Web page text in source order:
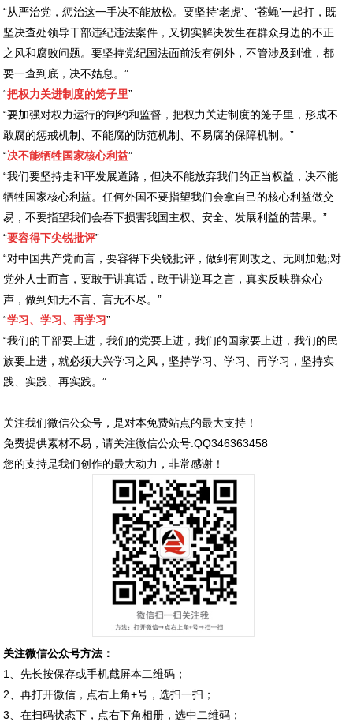
“从严治党，惩治这一手决不能放松。要坚持‘老虎’、‘苍蝇’一起打，既
坚决查处领导干部违纪违法案件，又切实解决发生在群众身边的不正
之风和腐败问题。要坚持党纪国法面前没有例外，不管涉及到谁，都
要一查到底，决不姑息。”
“把权力关进制度的笼子里”
“要加强对权力运行的制约和监督，把权力关进制度的笼子里，形成不
敢腐的惩戒机制、不能腐的防范机制、不易腐的保障机制。”
“决不能牺牲国家核心利益”
“我们要坚持走和平发展道路，但决不能放弃我们的正当权益，决不能
牺牲国家核心利益。任何外国不要指望我们会拿自己的核心利益做交
易，不要指望我们会吞下损害我国主权、安全、发展利益的苦果。”
“要容得下尖锐批评”
“对中国共产党而言，要容得下尖锐批评，做到有则改之、无则加勉;对
党外人士而言，要敢于讲真话，敢于讲逆耳之言，真实反映群众心
声，做到知无不言、言无不尽。”
“学习、学习、再学习”
“我们的干部要上进，我们的党要上进，我们的国家要上进，我们的民
族要上进，就必须大兴学习之风，坚持学习、学习、再学习，坚持实
践、实践、再实践。”
关注我们微信公众号，是对本免费站点的最大支持！
免费提供素材不易，请关注微信公众号:QQ346363458
您的支持是我们创作的最大动力，非常感谢！
关注微信公众号方法：
1、先长按保存或手机截屏本二维码；
2、再打开微信，点右上角+号，选扫一扫；
3、在扫码状态下，点右下角相册，选中二维码；